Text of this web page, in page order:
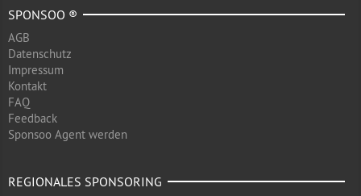
SPONSOO ®
AGB
Datenschutz
Impressum
Kontakt
FAQ
Feedback
Sponsoo Agent werden
REGIONALES SPONSORING